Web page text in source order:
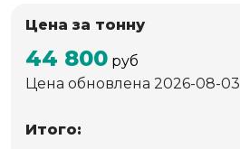
Цена за тонну
44 800 руб
Цена обновлена 2026-08-03
Итого: